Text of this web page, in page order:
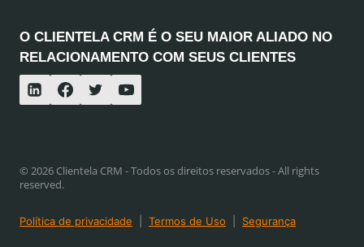
O CLIENTELA CRM É O SEU MAIOR ALIADO NO
RELACIONAMENTO COM SEUS CLIENTES
© 2026 Clientela CRM - Todos os direitos reservados - All rights
reserved.
Política de privacidade Termos de Uso Segurança